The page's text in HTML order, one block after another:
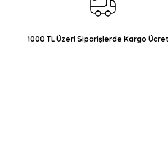
Bu ürüne benzer farklı alternatifler
1000 TL Üzeri Siparişlerde Kargo